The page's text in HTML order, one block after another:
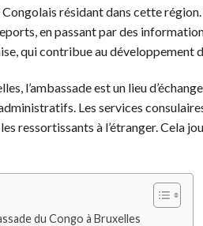
résidant dans cette
en passant par des
qui contribue au développement
l’ambassade est un lieu
Les services
ressortissants à l’étranger. Cela
du Congo à Bruxelles